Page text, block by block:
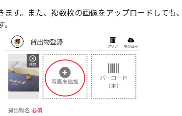
ます。また、複数枚の画像をアップロードしても